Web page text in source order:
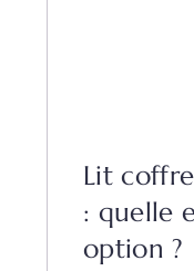
Lit
: quelle
option ?